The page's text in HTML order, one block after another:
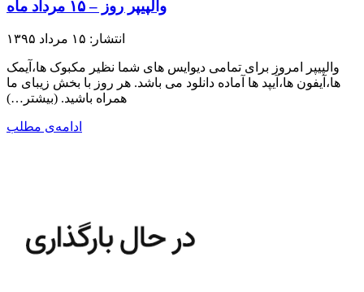
والپیپر روز – ۱۵ مرداد ماه
انتشار: ۱۵ مرداد ۱۳۹۵
والپیپر امروز برای تمامی دیوایس های شما نظیر مکبوک ها،آیمک
ها،آیفون ها،آیپد ها آماده دانلود می باشد. هر روز با بخش زیبای ما
همراه باشید.​ (بیشتر…)
ادامه‌ی مطلب